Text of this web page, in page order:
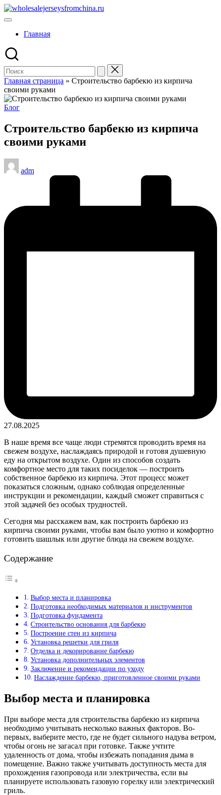
Перейти
к
Главная
Главная страница » Строительство барбекю из кирпича
своими руками
Опубликовано
Блог
Строительство барбекю из кирпича
своими руками
Запись
от
adm
27.08.2025
В наше время все чаще люди стремятся проводить время на
свежем воздухе, наслаждаясь природой и готовя душевную
еду на открытом воздухе. Один из способов создать
комфортное место для таких посиделок — построить
собственное барбекю из кирпича. Этот процесс может
показаться сложным, однако соблюдая определенные
инструкции и рекомендации, каждый сможет справиться с
этой задачей без особых трудностей.
Сегодня мы расскажем вам, как построить барбекю из
кирпича своими руками, чтобы вам было уютно и комфортно
готовить шашлык или другие блюда на свежем воздухе.
Содержание
Выбор места и планировка
Подготовка необходимых материалов и инструментов
Подготовка фундамента
Строительство основания для барбекю
Построение стен из кирпича
Установка решетки для гриля
Отделка и декорирование барбекю
Установка дополнительных элементов
Заключение и рекомендации по уходу
Наслаждение барбекю, приготовленное своими руками
Выбор места и планировка
При выборе места для строительства барбекю из кирпича
необходимо учитывать несколько важных факторов. Во-
первых, выберите место, где не будет сильного надува ветром,
чтобы огонь не загасал при готовке. Также учтите
удаленность от дома, чтобы избежать попадания дыма в
помещение. Важно также учитывать доступность места для
прохождения газопровода или электричества, если вы
планируете использовать газовую горелку или электрический
гриль.